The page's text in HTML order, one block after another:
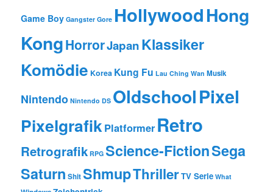
Game Boy Gangster Gore HollywoodHong
KongHorrorJapanKlassiker
Komödie Korea Kung Fu Lau Ching Wan Musik
Nintendo Nintendo DS OldschoolPixel
PixelgrafikPlatformer Retro
Retrografik RPG Science-FictionSega
Saturn ShitShmupThrillerTV Serie What